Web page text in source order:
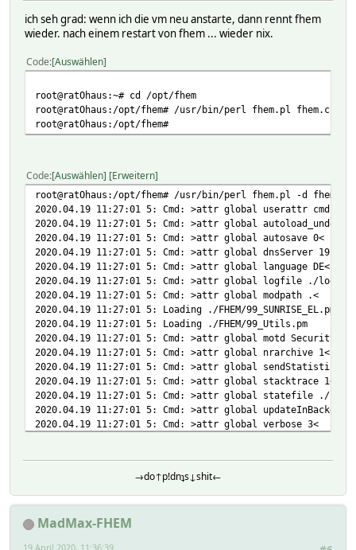
ich seh grad: wenn ich die vm neu anstarte, dann rennt fhem
wieder. nach einem restart von fhem ... wieder nix.
Code Auswählen
root@ratOhaus:~# cd /opt/fhem
root@ratOhaus:/opt/fhem# /usr/bin/perl fhem.pl fhem.cfg
root@ratOhaus:/opt/fhem#
Code Auswählen Erweitern
root@ratOhaus:/opt/fhem# /usr/bin/perl fhem.pl -d
2020.04.19 11:27:01 5: Cmd: >attr global userattr cmdIcon
2020.04.19 11:27:01 5: Cmd: >attr global
2020.04.19 11:27:01 5: Cmd: >attr global autosave 0<
2020.04.19 11:27:01 5: Cmd: >attr global dnsServer
2020.04.19 11:27:01 5: Cmd: >attr global language DE<
2020.04.19 11:27:01 5: Cmd: >attr global logfile ./log/
2020.04.19 11:27:01 5: Cmd: >attr global modpath .<
2020.04.19 11:27:01 5: Loading ./FHEM/99_SUNRISE_EL.pm
2020.04.19 11:27:01 5: Loading ./FHEM/99_Utils.pm
2020.04.19 11:27:01 5: Cmd: >attr global motd
2020.04.19 11:27:01 5: Cmd: >attr global nrarchive 1<
2020.04.19 11:27:01 5: Cmd: >attr global sendStatistics
2020.04.19 11:27:01 5: Cmd: >attr global stacktrace 1<
2020.04.19 11:27:01 5: Cmd: >attr global statefile ./log/
2020.04.19 11:27:01 5: Cmd: >attr global
2020.04.19 11:27:01 5: Cmd: >attr global verbose 3<
2020.04.19 11:27:01 5: Cmd: >attr global
2020.04.19 11:27:01 5: Cmd: >attr global autosave 0<
2020.04.19 11:27:01 5: Cmd: >attr global dnsServer
2020.04.19 11:27:01 5: Cmd: >attr global language DE<
→do↑p!dnʇs↓shit←
MadMax-FHEM
19 April 2020, 11:36:39